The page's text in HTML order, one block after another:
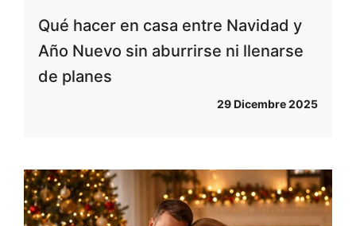
Qué hacer en casa entre Navidad y
Año Nuevo sin aburrirse ni llenarse
de planes
29 Dicembre 2025